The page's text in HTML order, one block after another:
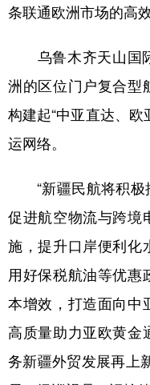
条联通欧洲市场的高
乌鲁木齐天山国
洲的区位门户复合型
构建起“中亚直达、
运网络。
“新疆民航将积极
促进航空物流与跨境
施，提升口岸便利化
用好保税航油等优惠
本增效，打造面向中
高质量助力亚欧黄金
务新疆外贸发展再上